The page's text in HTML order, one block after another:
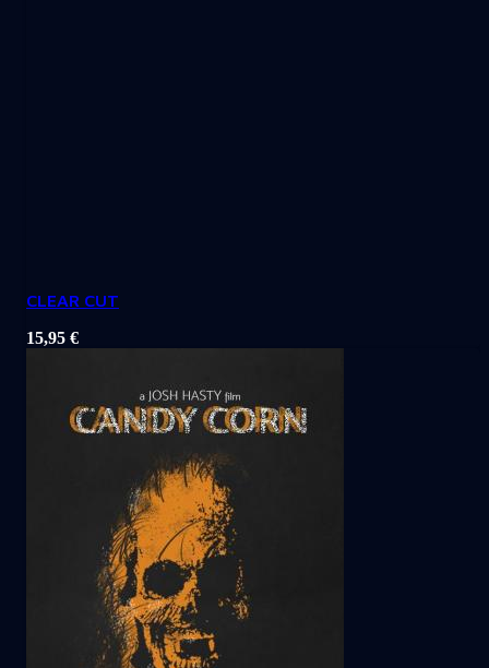
CLEAR CUT
15,95 €